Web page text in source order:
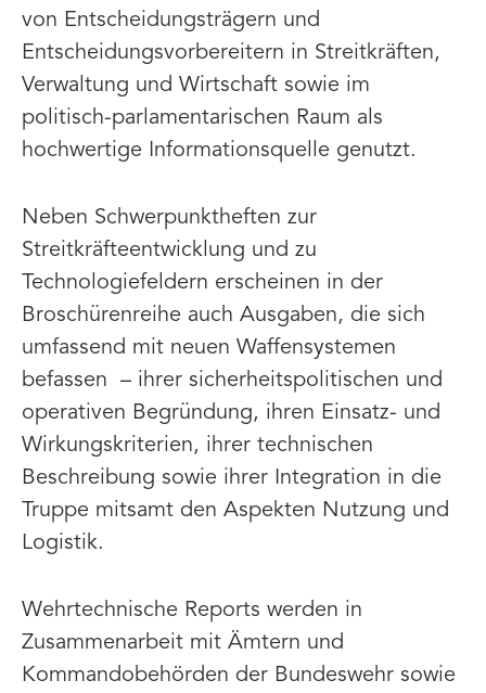
von Entscheidungsträgern und
Entscheidungsvorbereitern in Streitkräften,
Verwaltung und Wirtschaft sowie im
politisch-parlamentarischen Raum als
hochwertige Informationsquelle genutzt.
Neben Schwerpunktheften zur
Streitkräfteentwicklung und zu
Technologiefeldern erscheinen in der
Broschürenreihe auch Ausgaben, die sich
umfassend mit neuen Waffensystemen
befassen – ihrer sicherheitspolitischen und
operativen Begründung, ihren Einsatz- und
Wirkungskriterien, ihrer technischen
Beschreibung sowie ihrer Integration in die
Truppe mitsamt den Aspekten Nutzung und
Logistik.
Wehrtechnische Reports werden in
Zusammenarbeit mit Ämtern und
Kommandobehörden der Bundeswehr sowie